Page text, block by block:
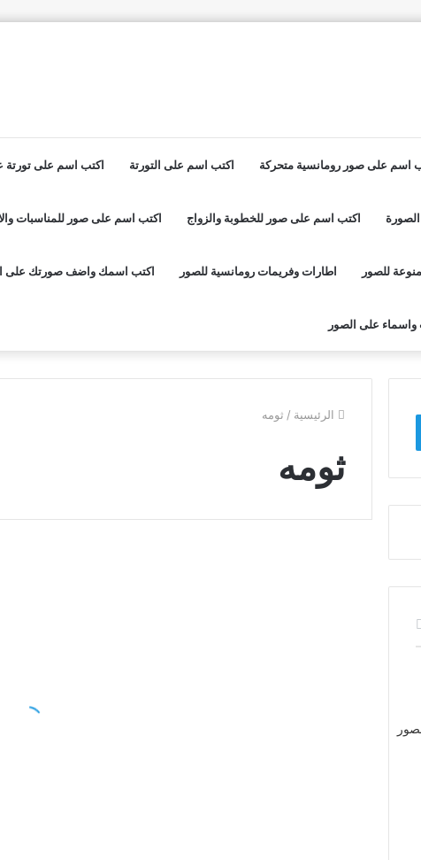
اسم على صور رومانسية متحركة اكتب اسم على التورتة اكتب اسم على تورتة
اكتب اسم على صور للخطوبة والزواج اكتب اسم على صور للمناسبات
للصور اطارات وفريمات رومانسية للصور اكتب اسمك واضف صورتك على
على الصور
الرئيسية / ثومه
ثومه